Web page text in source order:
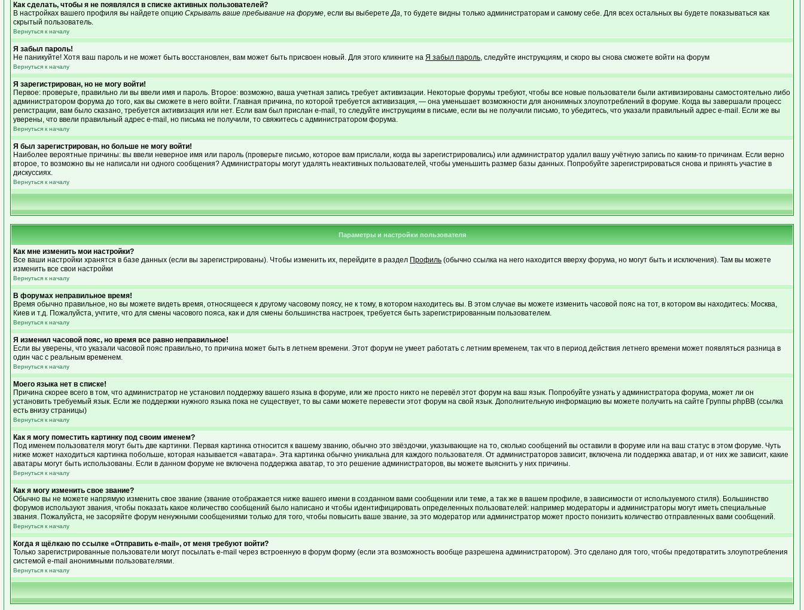
Как сделать, чтобы я не появлялся в списке активных пользователей?
В настройках вашего профиля вы найдете опцию Скрывать ваше пребывание на форуме, если вы выберетеДа, то будете видны только администраторам и самому себе. Для всех остальных вы будете показываться как
скрытый пользователь.
Вернуться к началу
Я забыл пароль!
Не паникуйте! Хотя ваш пароль и не может быть восстановлен, вам может быть присвоен новый. Для этого кликните на Я забыл пароль, следуйте инструкциям, и скоро вы снова сможете войти на форум
Вернуться к началу
Я зарегистрирован, но не могу войти!
Первое: проверьте, правильно ли вы ввели имя и пароль. Второе: возможно, ваша учетная запись требует активизации. Некоторые форумы требуют, чтобы все новые пользователи были активизированы самостоятельно либо
администратором форума до того, как вы сможете в него войти. Главная причина, по которой требуется активизация, — она уменьшает возможности для анонимных злоупотреблений в форуме. Когда вы завершали процесс
регистрации, вам было сказано, требуется активизация или нет. Если вам был прислан e-mail, то следуйте инструкциям в письме, если вы не получили письмо, то убедитесь, что указали правильный адрес e-mail. Если же вы
уверены, что ввели правильный адрес e-mail, но письма не получили, то свяжитесь с администратором форума.
Вернуться к началу
Я был зарегистрирован, но больше не могу войти!
Наиболее вероятные причины: вы ввели неверное имя или пароль (проверьте письмо, которое вам прислали, когда вы зарегистрировались) или администратор удалил вашу учётную запись по каким-то причинам. Если верно
второе, то возможно вы не написали ни одного сообщения? Администраторы могут удалять неактивных пользователей, чтобы уменьшить размер базы данных. Попробуйте зарегистрироваться снова и принять участие в
дискуссиях.
Вернуться к началу
Параметры и настройки пользователя
Как мне изменить мои настройки?
Все ваши настройки хранятся в базе данных (если вы зарегистрированы). Чтобы изменить их, перейдите в раздел Профиль (обычно ссылка на него находится вверху форума, но могут быть и исключения). Там вы можете
изменить все свои настройки
Вернуться к началу
В форумах неправильное время!
Время обычно правильное, но вы можете видеть время, относящееся к другому часовому поясу, не к тому, в котором находитесь вы. В этом случае вы можете изменить часовой пояс на тот, в котором вы находитесь: Москва,
Киев и т.д. Пожалуйста, учтите, что для смены часового пояса, как и для смены большинства настроек, требуется быть зарегистрированным пользователем.
Вернуться к началу
Я изменил часовой пояс, но время все равно неправильное!
Если вы уверены, что указали часовой пояс правильно, то причина может быть в летнем времени. Этот форум не умеет работать с летним временем, так что в период действия летнего времени может появляться разница в
один час с реальным временем.
Вернуться к началу
Моего языка нет в списке!
Причина скорее всего в том, что администратор не установил поддержку вашего языка в форуме, или же просто никто не перевёл этот форум на ваш язык. Попробуйте узнать у администратора форума, может ли он
установить требуемый язык. Если же поддержки нужного языка пока не существует, то вы сами можете перевести этот форум на свой язык. Дополнительную информацию вы можете получить на сайте Группы phpBB (ссылка
есть внизу страницы)
Вернуться к началу
Как я могу поместить картинку под своим именем?
Под именем пользователя могут быть две картинки. Первая картинка относится к вашему званию, обычно это звёздочки, указывающие на то, сколько сообщений вы оставили в форуме или на ваш статус в этом форуме. Чуть
ниже может находиться картинка побольше, которая называется «аватара». Эта картинка обычно уникальна для каждого пользователя. От администраторов зависит, включена ли поддержка аватар, и от них же зависит, какие
аватары могут быть использованы. Если в данном форуме не включена поддержка аватар, то это решение администраторов, вы можете выяснить у них причины.
Вернуться к началу
Как я могу изменить свое звание?
Обычно вы не можете напрямую изменить свое звание (звание отображается ниже вашего имени в созданном вами сообщении или теме, а так же в вашем профиле, в зависимости от используемого стиля). Большинство
форумов используют звания, чтобы показать какое количество сообщений было написано и чтобы идентифицировать определенных пользователей: например модераторы и администраторы могут иметь специальные
звания. Пожалуйста, не засоряйте форум ненужными сообщениями только для того, чтобы повысить ваше звание, за это модератор или администратор может просто понизить количество отправленных вами сообщений.
Вернуться к началу
Когда я щёлкаю по ссылке «Отправить e-mail», от меня требуют войти?
Только зарегистрированные пользователи могут посылать e-mail через встроенную в форум форму (если эта возможность вообще разрешена администратором). Это сделано для того, чтобы предотвратить злоупотребления
системой e-mail анонимными пользователями.
Вернуться к началу